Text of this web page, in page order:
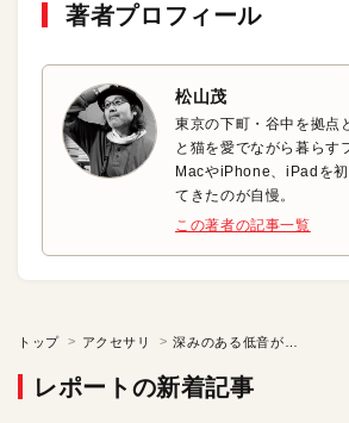
著者プロフィール
松山茂
東京の下町・谷中を拠点
と猫を愛でながら暮らす
MacやiPhone、iPadを
てきたのが自慢。
この著者の記事一覧
トップ アクセサリ
レポートの新着記事